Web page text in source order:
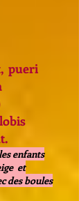
pueri
enfants
et
des boules